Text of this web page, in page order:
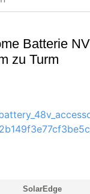
Batterie
zu Turm
SolarEdge